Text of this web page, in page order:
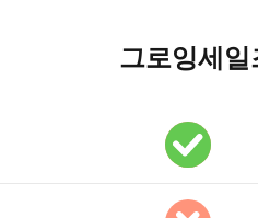
그로잉세일